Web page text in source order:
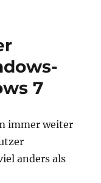
7
immer weiter
anders als